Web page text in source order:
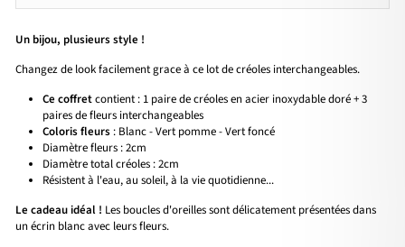
Un bijou, plusieurs style !
Changez de look facilement grace à ce lot de créoles interchangeables.
Ce coffretcontient : 1 paire de créoles en acier inoxydable doré + 3
paires de fleurs interchangeables
Coloris fleurs : Blanc - Vert pomme - Vert foncé
Diamètre fleurs : 2cm
Diamètre total créoles : 2cm
Résistent à l'eau, au soleil, à la vie quotidienne...
Le cadeau idéal ! Les boucles d'oreilles sont délicatement présentées dans
un écrin blanc avec leurs fleurs.